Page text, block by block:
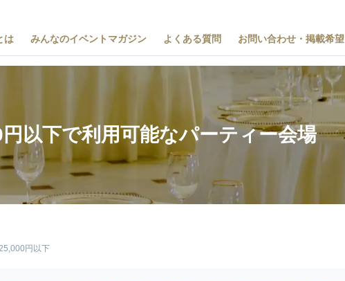
は みんなのイベントマガジン よくある質問 お問い合わせ・掲載希望
円以下で利用可能なパーティー会場
円以下